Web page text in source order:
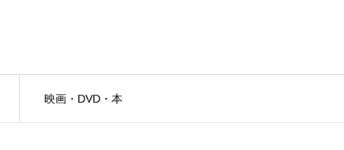
映画・DVD・本